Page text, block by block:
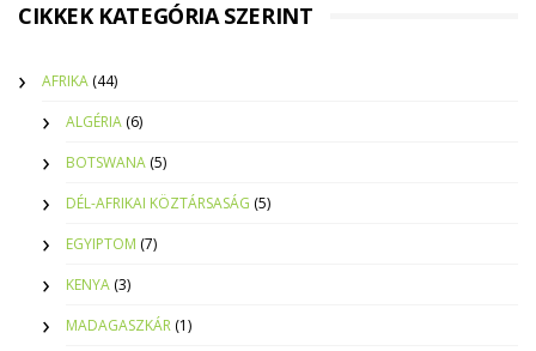
CIKKEK KATEGÓRIA SZERINT
AFRIKA (44)
ALGÉRIA (6)
BOTSWANA (5)
DÉL-AFRIKAI KÖZTÁRSASÁG (5)
EGYIPTOM (7)
KENYA (3)
MADAGASZKÁR (1)